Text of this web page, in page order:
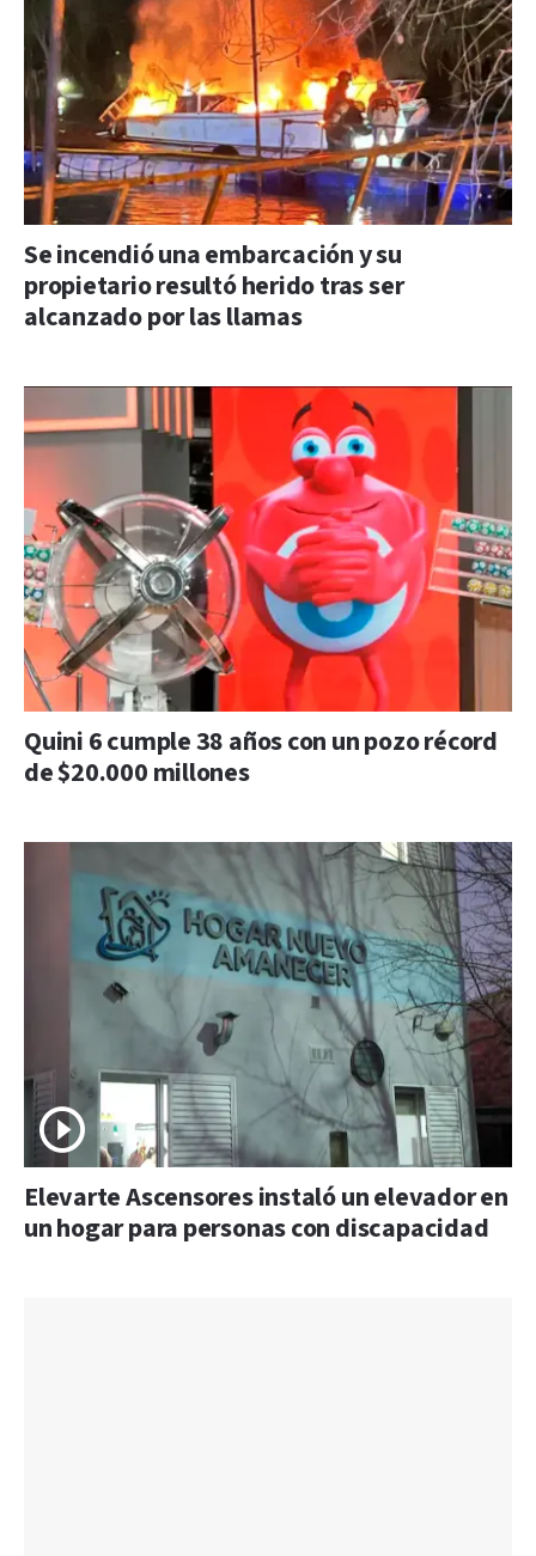
Se incendió una embarcación y su
propietario resultó herido tras ser
alcanzado por las llamas
Quini 6 cumple 38 años con un pozo récord
de $20.000 millones
Elevarte Ascensores instaló un elevador en
un hogar para personas con discapacidad